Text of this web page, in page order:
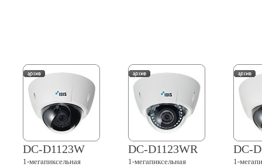
DC-D1123W
1-мегапиксельная
DC-D1123WR
1-мегапиксельная
DC-
1-